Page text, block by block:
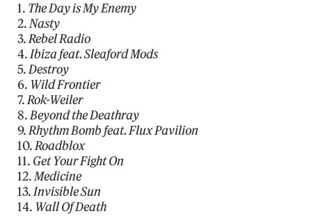
1. The Day is My Enemy
2.Nasty
3.Rebel Radio
4.Ibiza feat. Sleaford Mods
5.Destroy
6. Wild Frontier
7.Rok-Weiler
8.Beyond the Deathray
9.Rhythm Bomb feat. Flux Pavilion
10.Roadblox
11. Get Your Fight On
12.Medicine
13.Invisible Sun
14. Wall Of Death